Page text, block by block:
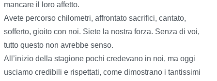
mancare il loro affetto.
Avete percorso chilometri, affrontato sacrifici, cantato,
sofferto, gioito con noi. Siete la nostra forza. Senza di voi,
tutto questo non avrebbe senso.
All’inizio della stagione pochi credevano in noi, ma oggi
usciamo credibili e rispettati, come dimostrano i tantissimi